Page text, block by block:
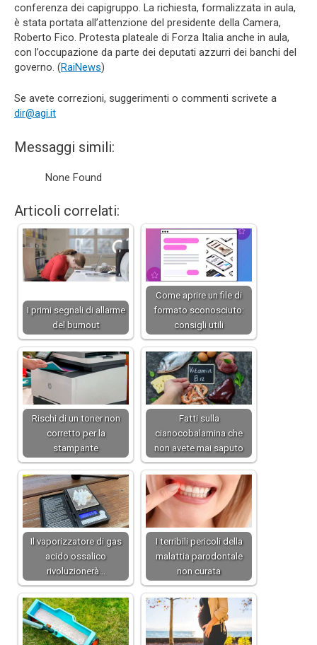
conferenza dei capigruppo. La richiesta, formalizzata in aula,
è stata portata all’attenzione del presidente della Camera,
Roberto Fico. Protesta plateale di Forza Italia anche in aula,
con l’occupazione da parte dei deputati azzurri dei banchi del
governo. (RaiNews)
Se avete correzioni, suggerimenti o commenti scrivete a
dir@agi.it
Messaggi simili:
None Found
Articoli correlati:
I primi segnali di allarme
del burnout
Come aprire un file di
formato sconosciuto:
consigli utili
Rischi di un toner non
corretto per la
stampante
Fatti sulla
cianocobalamina che
non avete mai saputo
Il vaporizzatore di gas
acido ossalico
rivoluzionerà…
I terribili pericoli della
malattia parodontale
non curata